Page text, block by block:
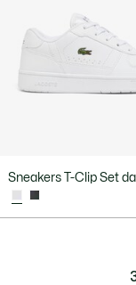
Sneakers T-Clip Set